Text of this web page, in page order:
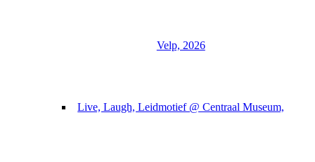
Velp, 2026
Live, Laugh, Leidmotief @ Centraal Museum,